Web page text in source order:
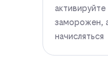
заморожен,
начисляться